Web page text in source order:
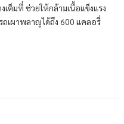
เต็มที่ ช่วยให้กล้ามเนื้อแข็งแรง
เผาพลาญได้ถึง 600 แคลอรี่